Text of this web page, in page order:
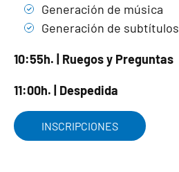
Generación de música
Generación de subtítulos
10:55h. | Ruegos y Preguntas
11:00h. | Despedida
INSCRIPCIONES